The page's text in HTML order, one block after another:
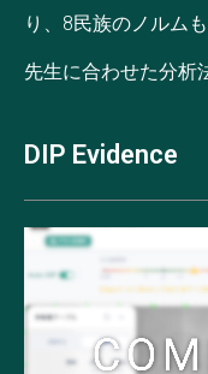
り、8民族のノルム
先生に合わせた分析
DIP Evidence